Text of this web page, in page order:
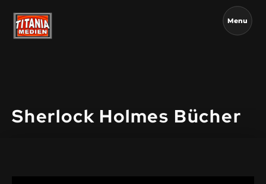
Menu
Sherlock Holmes Bücher